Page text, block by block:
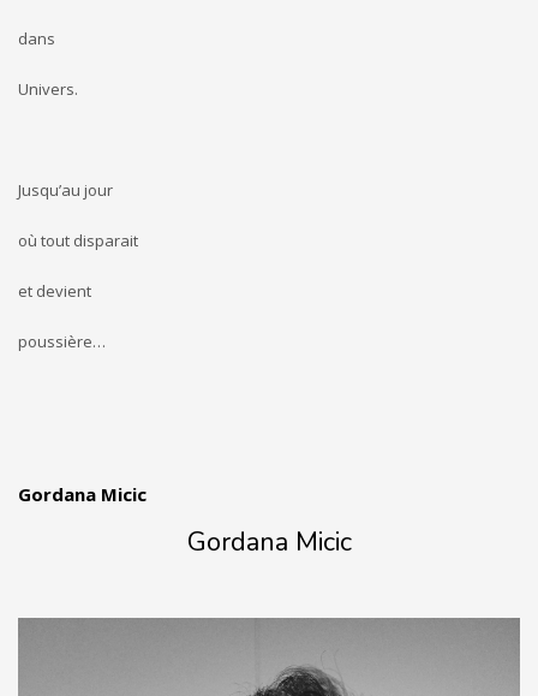
dans
Univers.
Jusqu’au jour
où tout disparait
et devient
poussière…
Gordana Micic
Gordana Micic